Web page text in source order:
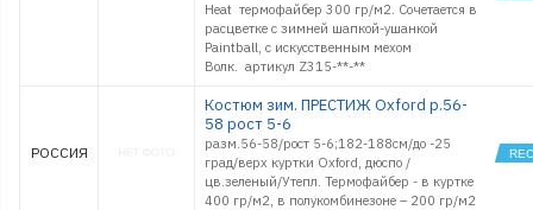
Heat термофайбер 300 гр/м2. Сочетается в
расцветке с зимней шапкой-ушанкой
Paintball, с искусственным мехом
Волк. артикул Z315-**-**
РОССИЯ
Костюм зим. ПРЕСТИЖ Oxford р.56-
58 рост 5-6
разм.56-58/рост 5-6;182-188см/до -25
град/верх куртки Oxford, дюспо /
цв.зеленый/Утепл. Термофайбер - в куртке
400 гр/м2, в полукомбинезоне – 200 гр/м2